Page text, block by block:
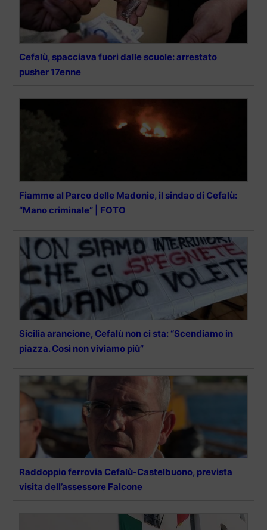
Cefalù, spacciava fuori dalle scuole: arrestato
pusher 17enne
Fiamme al Parco delle Madonie, il sindao di Cefalù:
“Mano criminale” | FOTO
Sicilia arancione, Cefalù non ci sta: “Scendiamo in
piazza. Così non viviamo più”
Raddoppio ferrovia Cefalù-Castelbuono, prevista
visita dell’assessore Falcone